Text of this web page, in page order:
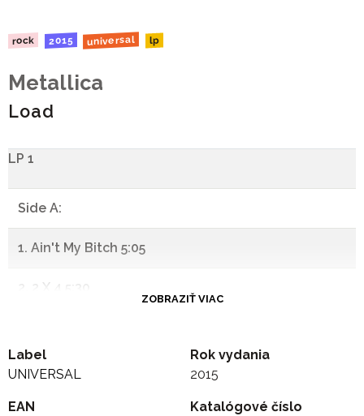
rock 2015 universal lp
Metallica
Load
LP 1
Side A:
1. Ain't My Bitch 5:05
2. 2 X 4 5:30
4. Until It Sleeps 4:29
.
ZOBRAZIŤ VIAC
Label
UNIVERSAL
Rok vydania
2015
EAN
Katalógové číslo